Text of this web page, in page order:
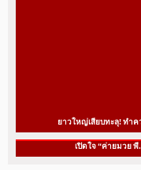
ยาวใหญ่เสียบทะลุ! ทำค
เปิดใจ “ค่ายมวย